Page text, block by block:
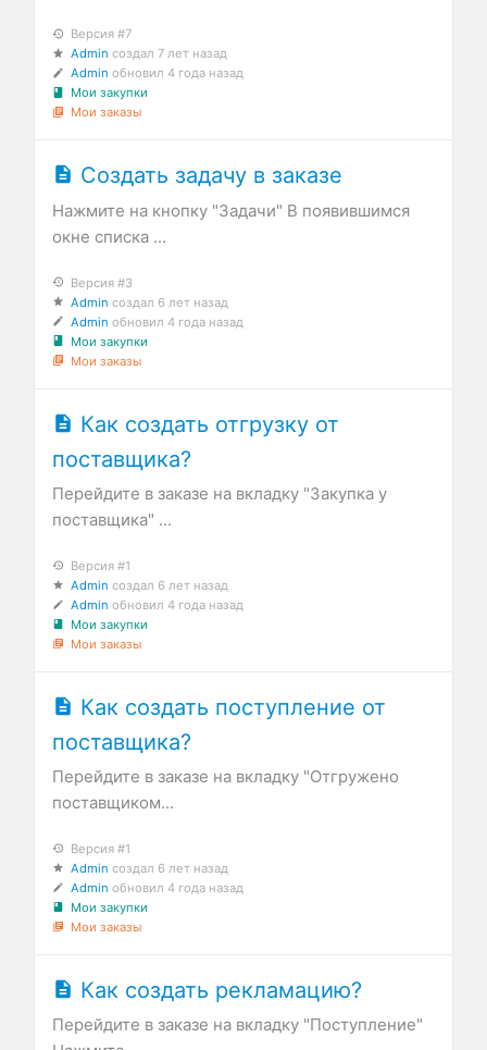
Версия #7
Admin создал7 лет назад
Admin обновил 4 года назад
Мои закупки
Мои заказы
Создать задачу в заказе
Нажмите на кнопку "Задачи" В появившимся
окне списка ...
Версия #3
Admin создал 6 лет назад
Admin обновил 4 года назад
Мои закупки
Мои заказы
Как создать отгрузку от
поставщика?
Перейдите в заказе на вкладку "Закупка у
поставщика" ...
Версия #1
Admin создал 6 лет назад
Admin обновил 4 года назад
Мои закупки
Мои заказы
Как создать поступление от
поставщика?
Перейдите в заказе на вкладку "Отгружено
поставщиком...
Версия #1
Admin создал 6 лет назад
Admin обновил 4 года назад
Мои закупки
Мои заказы
Как создать рекламацию?
Перейдите в заказе на вкладку "Поступление"